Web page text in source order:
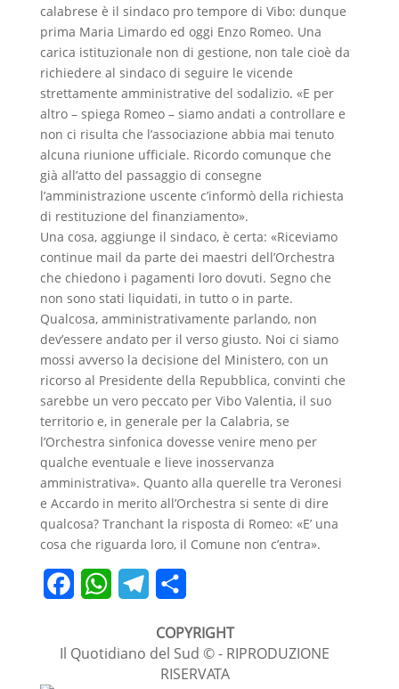
calabrese è il sindaco pro tempore di Vibo: dunque
prima Maria Limardo ed oggi Enzo Romeo. Una
carica istituzionale non di gestione, non tale cioè da
richiedere al sindaco di seguire le vicende
strettamente amministrative del sodalizio. «E per
altro – spiega Romeo – siamo andati a controllare e
non ci risulta che l’associazione abbia mai tenuto
alcuna riunione ufficiale. Ricordo comunque che
già all’atto del passaggio di consegne
l’amministrazione uscente c’informò della richiesta
di restituzione del finanziamento».
Una cosa, aggiunge il sindaco, è certa: «Riceviamo
continue mail da parte dei maestri dell’Orchestra
che chiedono i pagamenti loro dovuti. Segno che
non sono stati liquidati, in tutto o in parte.
Qualcosa, amministrativamente parlando, non
dev’essere andato per il verso giusto. Noi ci siamo
mossi avverso la decisione del Ministero, con un
ricorso al Presidente della Repubblica, convinti che
sarebbe un vero peccato per Vibo Valentia, il suo
territorio e, in generale per la Calabria, se
l’Orchestra sinfonica dovesse venire meno per
qualche eventuale e lieve inosservanza
amministrativa». Quanto alla querelle tra Veronesi
e Accardo in merito all’Orchestra si sente di dire
qualcosa? Tranchant la risposta di Romeo: «E’ una
cosa che riguarda loro, il Comune non c’entra».
c
W
a
n
d
COPYRIGHT
Il Quotidiano del Sud © - RIPRODUZIONE
RISERVATA